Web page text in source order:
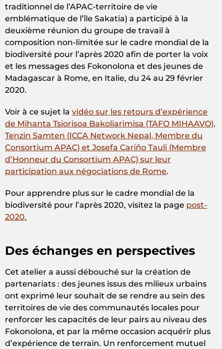
traditionnel de l’APAC-territoire de vie
emblématique de l’île Sakatia) a participé à la
deuxième réunion du groupe de travail à
composition non-limitée sur le cadre mondial de la
biodiversité pour l’après 2020 afin de porter la voix
et les messages des Fokonolona et des jeunes de
Madagascar à Rome, en Italie, du 24 au 29 février
2020.
Voir à ce sujet la vidéo sur les retours d’expérience
de Mihanta Tsiorisoa Bakoliarimisa (TAFO MIHAAVO),
Tenzin Samten (ICCA Network Nepal, Membre du
Consortium APAC) et Josefa Cariño Tauli (Membre
d’Honneur du Consortium APAC) sur leur
participation aux négociations de Rome.
Pour apprendre plus sur le cadre mondial de la
biodiversité pour l’après 2020, visitez la page post-
2020.
Des échanges en perspectives
Cet atelier a aussi débouché sur la création de
partenariats : des jeunes issus des milieux urbains
ont exprimé leur souhait de se rendre au sein des
territoires de vie des communautés locales pour
renforcer les capacités de leur pairs au niveau des
Fokonolona, et par la même occasion acquérir plus
d’expérience de terrain. Un renforcement mutuel